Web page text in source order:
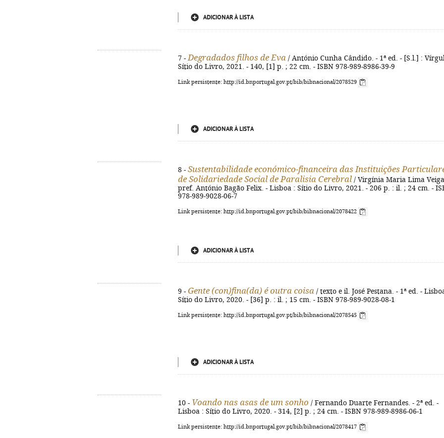
ADICIONAR À LISTA
7 - Degradados filhos de Eva / António Cunha Cândido. - 1ª ed. - [S.l.] :
Sítio do Livro, 2021. - 140, [1] p. ; 22 cm. - ISBN 978-989-8986-39-9
Link persistente: http://id.bnportugal.gov.pt/bib/bibnacional/2078529
ADICIONAR À LISTA
8 - Sustentabilidade económico-financeira das Instituições
de Solidariedade Social de Paralisia Cerebral / Virgínia Maria Lima
pref. António Bagão Felix. - Lisboa : Sítio do Livro, 2021. - 206 p. : il. ; 24 cm. -
978-989-9028-06-7
Link persistente: http://id.bnportugal.gov.pt/bib/bibnacional/2078422
ADICIONAR À LISTA
9 - Gente (con)fina(da) é outra coisa / texto e il. José Pestana. - 1ª ed. -
Sítio do Livro, 2020. - [36] p. : il. ; 15 cm. - ISBN 978-989-9028-08-1
Link persistente: http://id.bnportugal.gov.pt/bib/bibnacional/2078545
ADICIONAR À LISTA
10 - Voando nas asas de um sonho / Fernando Duarte Fernandes. - 2ª ed. -
Lisboa : Sítio do Livro, 2020. - 314, [2] p. ; 24 cm. - ISBN 978-989-8986-06-1
Link persistente: http://id.bnportugal.gov.pt/bib/bibnacional/2078417